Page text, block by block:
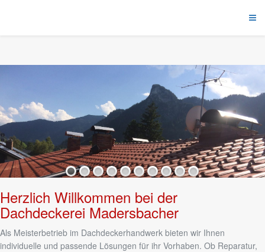
Herzlich Willkommen bei der
Dachdeckerei Madersbacher
Als Meisterbetrieb im Dachdeckerhandwerk bieten wir Ihnen
individuelle und passende Lösungen für ihr Vorhaben. Ob Reparatur,